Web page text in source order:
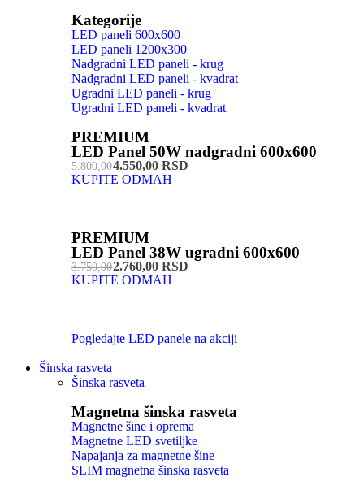
Kategorije
LED paneli 600x600
LED paneli 1200x300
Nadgradni LED paneli - krug
Nadgradni LED paneli - kvadrat
Ugradni LED paneli - krug
Ugradni LED paneli - kvadrat
PREMIUM
LED Panel 50W nadgradni 600x600
5.800,004.550,00 RSD
KUPITE ODMAH
PREMIUM
LED Panel 38W ugradni 600x600
3.750,002.760,00 RSD
KUPITE ODMAH
Pogledajte LED panele na akciji
Šinska rasveta
Šinska rasveta
Magnetna šinska rasveta
Magnetne šine i oprema
Magnetne LED svetiljke
Napajanja za magnetne šine
SLIM magnetna šinska rasveta